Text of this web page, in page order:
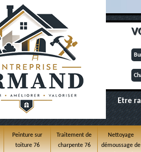
Etre
Peinture sur
toiture 76
Traitement de
charpente 76
Nettoyage
démoussage de